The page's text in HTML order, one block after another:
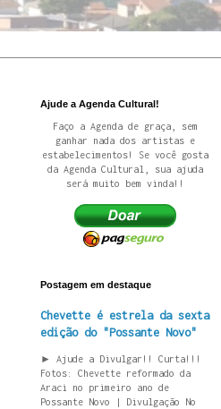
Ajude a Agenda Cultural!
Faço a Agenda de graça, sem
ganhar nada dos artistas e
estabelecimentos! Se você gosta
da Agenda Cultural, sua ajuda
será muito bem vinda!!
Postagem em destaque
Chevette é estrela da sexta
edição do "Possante Novo"
► Ajude a Divulgar!! Curta!!!
Fotos: Chevette reformado da
Araci no primeiro ano de
Possante Novo | Divulgação No